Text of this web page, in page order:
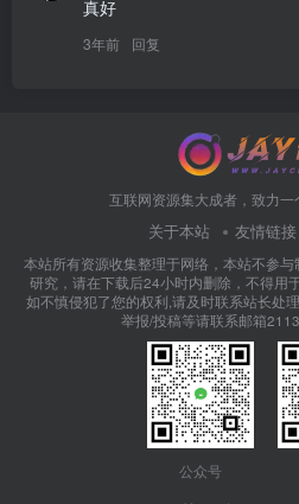
真好
3年前 回复
互联网资源集大成者，致力
关于本站 友情链接
本站所有资源收集整理于网络，本站不参
研究，请在下载后24小时内删除，不得用
如不慎侵犯了您的权利,请及时联系站长处
举报/投稿等请联系邮箱
公众号